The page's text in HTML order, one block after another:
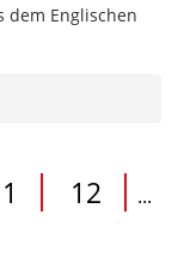
dem Englischen
12 ...